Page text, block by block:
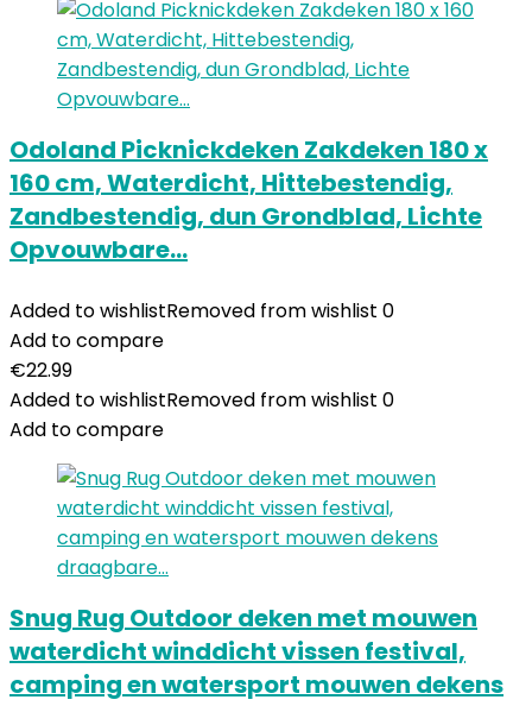
Odoland Picknickdeken Zakdeken 180 x
160 cm, Waterdicht, Hittebestendig,
Zandbestendig, dun Grondblad, Lichte
Opvouwbare…
Added to wishlistRemoved from wishlist 0
Add to compare
€22.99
Added to wishlistRemoved from wishlist 0
Add to compare
Snug Rug Outdoor deken met mouwen
waterdicht winddicht vissen festival,
camping en watersport mouwen dekens